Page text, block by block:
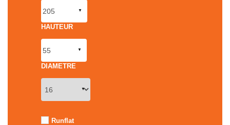
HAUTEUR
DIAMETRE
Runflat